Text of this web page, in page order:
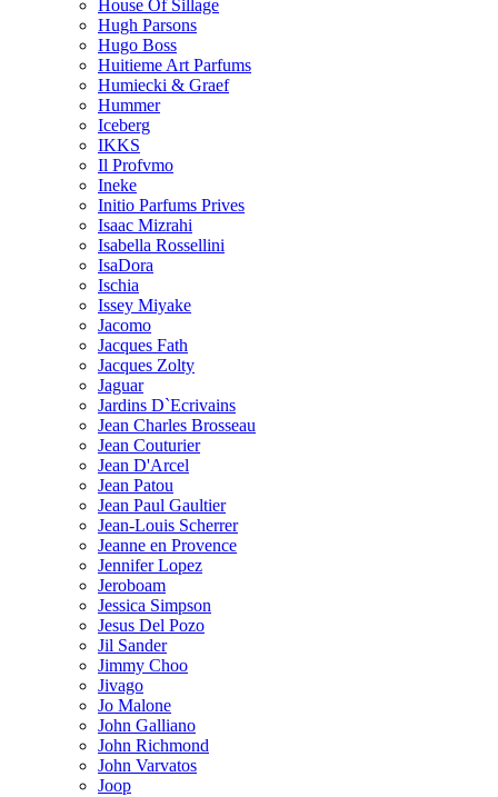
House Of Sillage
Hugh Parsons
Hugo Boss
Huitieme Art Parfums
Humiecki & Graef
Hummer
Iceberg
IKKS
Il Profvmo
Ineke
Initio Parfums Prives
Isaac Mizrahi
Isabella Rossellini
IsaDora
Ischia
Issey Miyake
Jacomo
Jacques Fath
Jacques Zolty
Jaguar
Jardins D`Ecrivains
Jean Charles Brosseau
Jean Couturier
Jean D'Arcel
Jean Patou
Jean Paul Gaultier
Jean-Louis Scherrer
Jeanne en Provence
Jennifer Lopez
Jeroboam
Jessica Simpson
Jesus Del Pozo
Jil Sander
Jimmy Choo
Jivago
Jo Malone
John Galliano
John Richmond
John Varvatos
Joop